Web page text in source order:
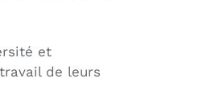
et
de leurs